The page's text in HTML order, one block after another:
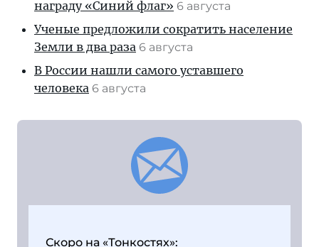
награду «Синий флаг» 6 августа
Ученые предложили сократить население
Земли в два раза 6 августа
В России нашли самого уставшего
человека 6 августа
Скоро на «Тонкостях»: